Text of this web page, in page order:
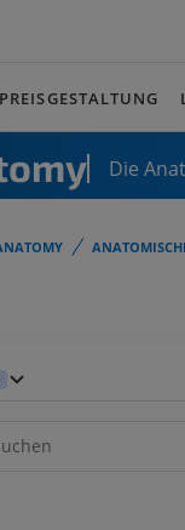
PREISGESTALTUNG
Die